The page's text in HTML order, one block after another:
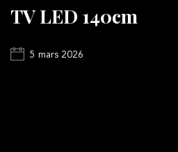
TV LED 140cm
5 mars 2026